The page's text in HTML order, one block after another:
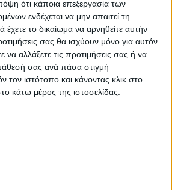
ότι κάποια επεξεργασία των
ενδέχεται να μην απαιτεί τη
το δικαίωμα να αρνηθείτε αυτήν
σας θα ισχύουν μόνο για αυτόν
να αλλάξετε τις προτιμήσεις σας ή να
σας ανά πάσα στιγμή
τον ιστότοπο και κάνοντας κλικ στο
κάτω μέρος της ιστοσελίδας.
στην περίπτωση αυτή
το δικαίωμα υποβολής
αγρότες από την
Επίσης το ποσό της
με τις